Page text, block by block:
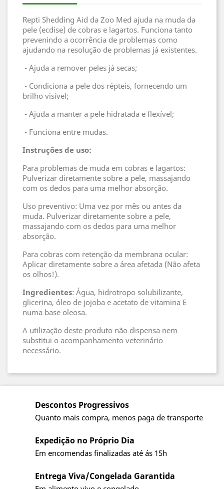
Repti Shedding Aid da Zoo Med ajuda na muda da
pele (ecdise) de cobras e lagartos. Funciona tanto
prevenindo a ocorrência de problemas como
ajudando na resolução de problemas já existentes.
- Ajuda a remover peles já secas;
- Condiciona a pele dos répteis, fornecendo um
brilho visível;
- Ajuda a manter a pele hidratada e flexível;
- Funciona entre mudas.
Instruções de uso:
Para problemas de muda em cobras e lagartos:
Pulverizar diretamente sobre a pele, massajando
com os dedos para uma melhor absorção.
Uso preventivo: Uma vez por mês ou antes da
muda. Pulverizar diretamente sobre a pele,
massajando com os dedos para uma melhor
absorção.
Para cobras com retenção da membrana ocular:
Aplicar diretamente sobre a área afetada (Não afeta
os olhos!).
Ingredientes: Água, hidrotropo solubilizante,
glicerina, óleo de jojoba e acetato de vitamina E
numa base oleosa.
A utilização deste produto não dispensa nem
substitui o acompanhamento veterinário
necessário.
Descontos Progressivos
Quanto mais compra, menos paga de transporte
Expedição no Próprio Dia
Em encomendas finalizadas até ás 15h
Entrega Viva/Congelada Garantida